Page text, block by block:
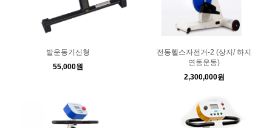
발운동기신형
55,000원
전동헬스자전거-2 (상지/ 하지
연동운동)
2,300,000원